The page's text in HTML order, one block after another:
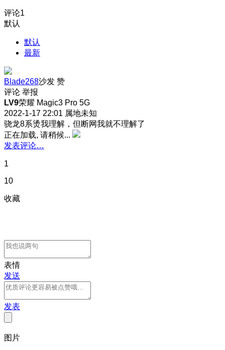
评论1
默认
默认
最新
Blade268沙发 赞
评论 举报
LV9荣耀 Magic3 Pro 5G
2022-1-17 22:01 属地未知
骁龙8系烫我理解，但断网我就不理解了
正在加载, 请稍候...
发表评论…
1
10
收藏
表情
发送
发表
图片